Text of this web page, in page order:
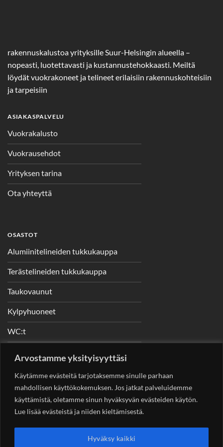
Arvostamme yksityisyyttäsi
Käytämme evästeitä tarjotaksemme sinulle parhaan
mahdollisen käyttökokemuksen. Jos jatkat palveluidemme
käyttämistä, oletamme sinun hyväksyvän evästeiden käytön.
Lue lisää evästeistä ja niiden kieltämisestä.
Hyväksy kaikki
rakennuskalustoa yrityksille Suur-Helsingin alueella –
nopeasti, luotettavasti ja kustannustehokkaasti. Meiltä
löydät vuokrakoneet ja telineet erilaisiin rakennuskohteisiin
ja tarpeisiin
ASIAKASPALVELU
Vuokrakalusto
Vuokrausehdot
Yrityksen tarina
Ota yhteyttä
OSASTOT
Alumiinitelineiden tukkukauppa
Terästelineiden tukkukauppa
Taukovaunut
Kylpyhuoneet
WC:t
YHTEYSTIEDOT
Helsingin Rakennuskonevuokraus OySotungintie 449,
00890 Helsinki 0400 99 53 63